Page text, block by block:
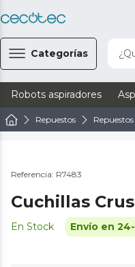
Categorías
Robots aspiradores
Repuestos
Referencia: R7483
Cuchillas
En Stock Envío en